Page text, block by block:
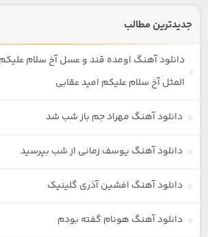
جدیدترین مطالب
دانلود آهنگ اومده قند و عسل آخ سلام
المثل آخ سلام علیکم امید عقابی
دانلود آهنگ مهراد جم باز شب شد
دانلود آهنگ یوسف زمانی از شب بپرسید
دانلود آهنگ افشین آذری گلینیک
دانلود آهنگ هونام گفته بودم